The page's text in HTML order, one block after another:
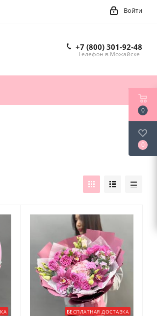
Войти
+7 (800) 301-92-48
Телефон в Можайске
БЕСПЛАТНАЯ ДОСТАВКА
0
0